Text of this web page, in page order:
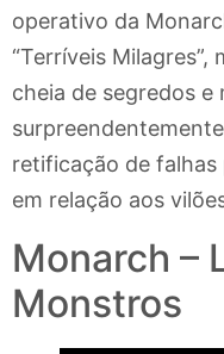
operativo da
“Terríveis
cheia de segredos e
retificação de
em relação aos
Monarch –
Monstros